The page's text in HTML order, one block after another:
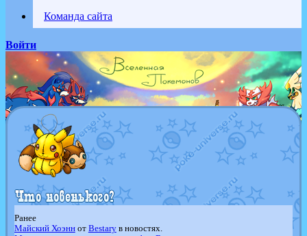
Команда сайта
Войти
Ранее
Майский Хоэннот Bestaryв новостях.